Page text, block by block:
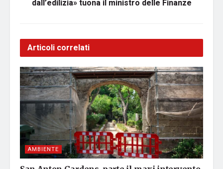
dall’edilizia» tuona il ministro delle Finanze
Articoli correlati
AMBIENTE